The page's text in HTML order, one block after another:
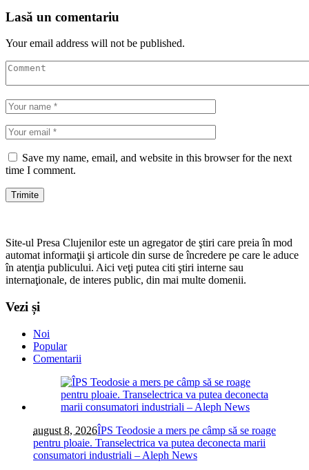
Lasă un comentariu
Your email address will not be published.
Save my name, email, and website in this browser for the next
time I comment.
Site-ul Presa Clujenilor este un agregator de ştiri care preia în mod
automat informaţii şi articole din surse de încredere pe care le aduce
în atenţia publicului. Aici veţi putea citi ştiri interne sau
internaţionale, de interes public, din mai multe domenii.
Vezi și
Noi
Popular
Comentarii
august 8, 2026ÎPS Teodosie a mers pe câmp să se roage
pentru ploaie. Transelectrica va putea deconecta marii
consumatori industriali – Aleph News